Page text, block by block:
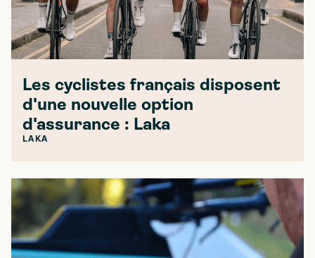
Les cyclistes français disposent
d'une nouvelle option
d'assurance : Laka
LAKA